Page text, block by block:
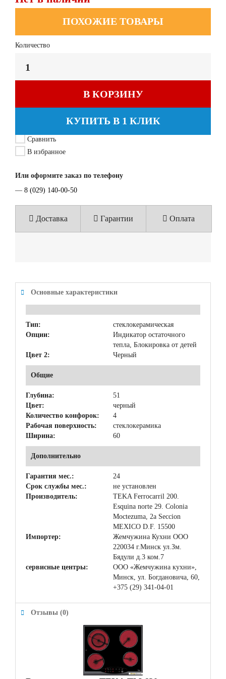
ПОХОЖИЕ ТОВАРЫ
Количество
В КОРЗИНУ
КУПИТЬ В 1 КЛИК
Сравнить
В избранное
Или оформите заказ по телефону
— 8 (029) 140-00-50
Доставка Гарантии Оплата
Основные характеристики
Тип:
стеклокерамическая
Опции:
Индикатор остаточного
тепла, Блокировка от детей
Цвет 2:
Черный
Общие
Глубина:
51
Цвет:
черный
Количество конфорок:
4
Рабочая поверхность:
стеклокерамика
Ширина:
60
Дополнительно
Гарантия мес.:
24
Срок службы мес.:
не установлен
Производитель:
TEKA Ferrocarril 200.
Esquina norte 29. Colonia
Moctezuma, 2a Seccion
MEXICO D.F. 15500
Импортер:
Жемчужина Кухни ООО
220034 г.Минск ул.Зм.
Бядули д.3 ком.7
сервисные центры:
ООО «Жемчужина кухни»,
Минск, ул. Богдановича, 60,
+375 (29) 341-04-01
Отзывы (0)